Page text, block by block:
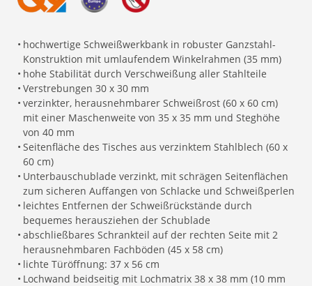
• hochwertige Schweißwerkbank in robuster Ganzstahl-
Konstruktion mit umlaufendem Winkelrahmen (35 mm)
• hohe Stabilität durch Verschweißung aller Stahlteile
• Verstrebungen 30 x 30 mm
• verzinkter, herausnehmbarer Schweißrost (60 x 60 cm)
mit einer Maschenweite von 35 x 35 mm und Steghöhe
von 40 mm
• Seitenfläche des Tisches aus verzinktem Stahlblech (60 x
60 cm)
• Unterbauschublade verzinkt, mit schrägen Seitenflächen
zum sicheren Auffangen von Schlacke und Schweißperlen
• leichtes Entfernen der Schweißrückstände durch
bequemes herausziehen der Schublade
• abschließbares Schrankteil auf der rechten Seite mit 2
herausnehmbaren Fachböden (45 x 58 cm)
• lichte Türöffnung: 37 x 56 cm
• Lochwand beidseitig mit Lochmatrix 38 x 38 mm (10 mm